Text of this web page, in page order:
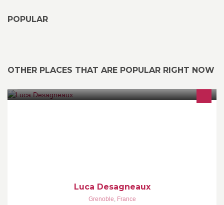
POPULAR
OTHER PLACES THAT ARE POPULAR RIGHT NOW
Luca Desagneaux
Grenoble, France